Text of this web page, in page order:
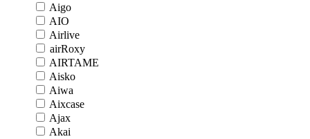
Aigo
AIO
Airlive
airRoxy
AIRTAME
Aisko
Aiwa
Aixcase
Ajax
Akai